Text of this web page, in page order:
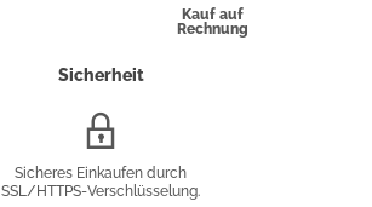
Kauf auf
Rechnung
Sicherheit
Sicheres Einkaufen durch
SSL/HTTPS-Verschlüsselung.